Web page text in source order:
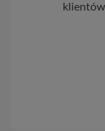
klientów